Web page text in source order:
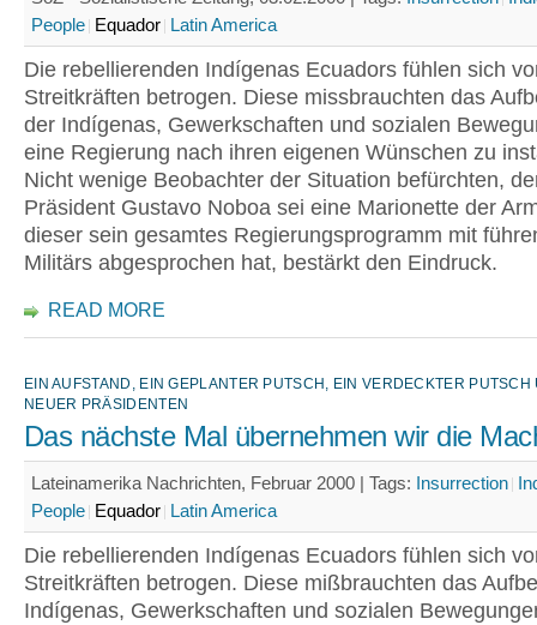
People Equador Latin America
Die rebellierenden Indígenas Ecuadors fühlen sich
Streitkräften betrogen. Diese missbrauchten das
der Indígenas, Gewerkschaften und sozialen
eine Regierung nach ihren eigenen Wünschen zu
Nicht wenige Beobachter der Situation befürchten,
Präsident Gustavo Noboa sei eine Marionette der
dieser sein gesamtes Regierungsprogramm mit
Militärs abgesprochen hat, bestärkt den Eindruck.
READ MORE
EIN AUFSTAND, EIN GEPLANTER PUTSCH, EIN VERDECKTER PUTSCH
NEUER PRÄSIDENTEN
Das nächste Mal übernehmen wir die
Lateinamerika Nachrichten, Februar 2000 | Tags: Insurrection
People Equador Latin America
Die rebellierenden Indígenas Ecuadors fühlen sich
Streitkräften betrogen. Diese mißbrauchten das
Indígenas, Gewerkschaften und sozialen